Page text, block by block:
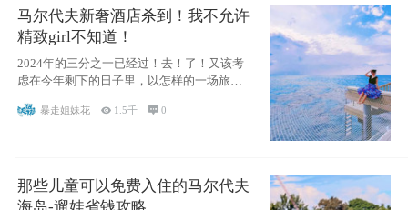
马尔代夫新奢酒店杀到！我不允许
精致girl不知道！
2024年的三分之一已经过！去！了！又该考
虑在今年剩下的日子里，以怎样的一场旅行
暴走姐妹花  1.5千 0
那些儿童可以免费入住的马尔代夫